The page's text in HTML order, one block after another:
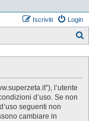
Login
Iscriviti
l’utente
d’uso. Se non
seguenti non
cambiare in